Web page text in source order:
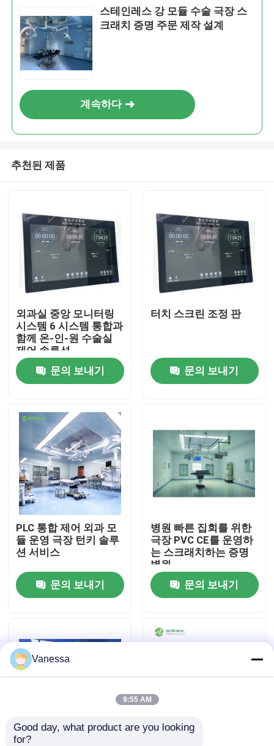
우리에 대하여
공장 여행
품질 관리
연락주세요
경우
모듈 무균실
스테인레스 강 모듈 수술 극장 스
크래치 증명 주문 제작 설계
계속하다
추천된 제품
외과실 중앙 모니터링
시스템 6 시스템 통합과
함께 온-인-원 수술실
제어 솔루션
문의 보내기
터치 스크린 조정 판
문의 보내기
PLC 통합 제어 외과 모
듈 운영 극장 턴키 솔루
션 서비스
문의 보내기
병원 빠른 집회를 위한
극장 PVC CE를 운영하
는 스크래치하는 증명
병원
문의 보내기
층류 비상 작전 극장 지
Vanessa
9:55 AM
Good day, what product are you looking
for?